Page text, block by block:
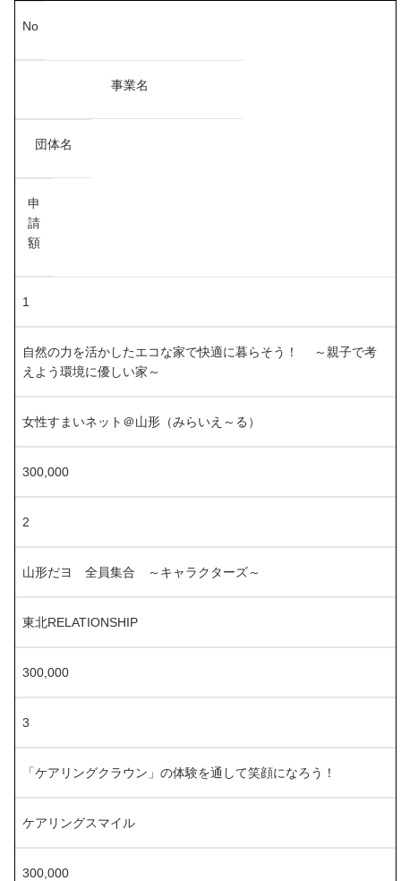
No
事業名
団体名
申
請
額
1
自然の力を活かしたエコな家で快適に暮らそう！ ～親子で考
えよう環境に優しい家～
女性すまいネット＠山形（みらいえ～る）
300,000
2
山形だヨ 全員集合 ～キャラクターズ～
東北RELATIONSHIP
300,000
3
「ケアリングクラウン」の体験を通して笑顔になろう！
ケアリングスマイル
300,000